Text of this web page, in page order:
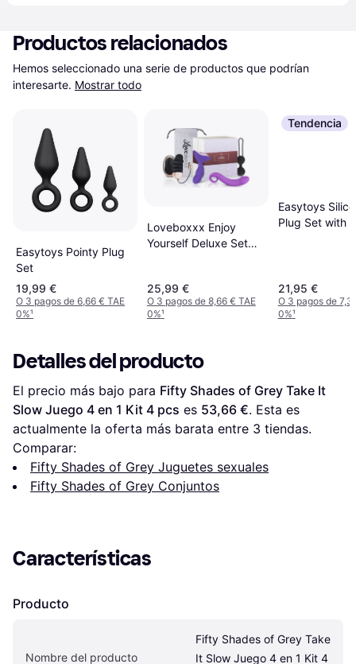
Productos relacionados
Hemos seleccionado una serie de productos que podrían
interesarte. Mostrar todo
Easytoys Pointy Plug
Set
19,99 €
O 3 pagos de 6,66 € TAE
0%¹
Loveboxxx Enjoy
Yourself Deluxe Set
25,99 €
O 3 pagos de 8,66 € TAE
0%¹
Tendencia
Easytoys
Plug Set with
21,95 €
O 3 pagos de
0%¹
Detalles del producto
El precio más bajo para Fifty Shades of Grey Take It
Slow Juego 4 en 1 Kit 4 pcs es 53,66 €. Esta es
actualmente la oferta más barata entre 3 tiendas.
Comparar:
Fifty Shades of Grey Juguetes sexuales
Fifty Shades of Grey Conjuntos
Características
Producto
Nombre del producto
Fifty Shades of Grey Take
It Slow Juego 4 en 1 Kit 4